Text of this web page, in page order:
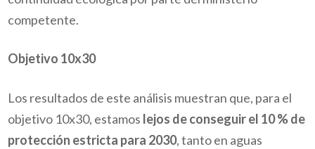
competente.
Objetivo 10x30
Los resultados de este análisis muestran que, para el
objetivo 10x30, estamos lejos de conseguir el 10 % de
protección estricta para 2030, tanto en aguas